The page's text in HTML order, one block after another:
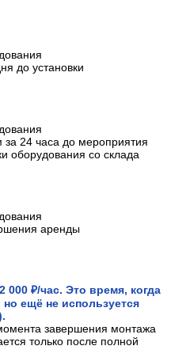
до установки
24 часа до мероприятия
оборудования со склада
аренды
₽/час. Это время, когда
ещё не используется
завершения монтажа
только после полной